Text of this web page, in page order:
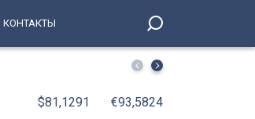
КОНТАКТЫ
принят Единый стандарт обслуживания
$81,1291 €93,5824